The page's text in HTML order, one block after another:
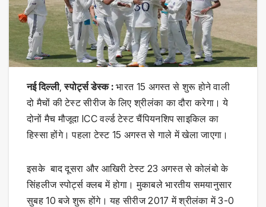
नई दिल्‍ली,स्‍पोर्ट्स डेस्‍क :भारत 15 अगस्त से शुरू होने वाली
दो मैचों की टेस्ट सीरीज के लिए श्रीलंका का दौरा करेगा। ये
दोनों मैच मौजूदा ICC वर्ल्ड टेस्ट चैंपियनशिप साइकिल का
हिस्सा होंगे। पहला टेस्ट 15 अगस्त से गाले में खेला जाएगा।
इसके बाद दूसरा और आखिरी टेस्ट 23 अगस्त से कोलंबो के
सिंहलीज स्पोर्ट्स क्लब में होगा। मुकाबले भारतीय समयानुसार
सुबह 10 बजे शुरू होंगे। यह सीरीज 2017 में श्रीलंका में 3-0